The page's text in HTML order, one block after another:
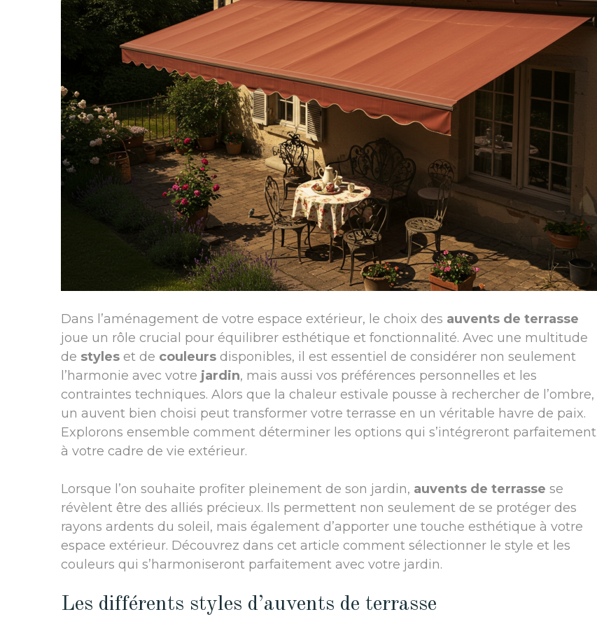
Dans l’aménagement de votre espace extérieur, le choix des auvents de terrasse
joue un rôle crucial pour équilibrer esthétique et fonctionnalité. Avec une multitude
de styles et de couleurs disponibles, il est essentiel de considérer non seulement
l’harmonie avec votre jardin, mais aussi vos préférences personnelles et les
contraintes techniques. Alors que la chaleur estivale pousse à rechercher de l’ombre,
un auvent bien choisi peut transformer votre terrasse en un véritable havre de paix.
Explorons ensemble comment déterminer les options qui s’intégreront parfaitement
à votre cadre de vie extérieur.
Lorsque l’on souhaite profiter pleinement de son jardin, auvents de terrasse se
révèlent être des alliés précieux. Ils permettent non seulement de se protéger des
rayons ardents du soleil, mais également d’apporter une touche esthétique à votre
espace extérieur. Découvrez dans cet article comment sélectionner le style et les
couleurs qui s’harmoniseront parfaitement avec votre jardin.
Les différents styles d’auvents de terrasse